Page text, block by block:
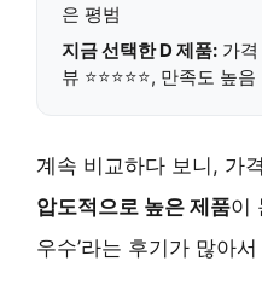
은 평범
지금 선택한 D 제품: 가
뷰 ⭐⭐⭐⭐⭐, 만족도 높음
계속 비교하다 보니, 가
압도적으로 높은 제품이
우수’라는 후기가 많아